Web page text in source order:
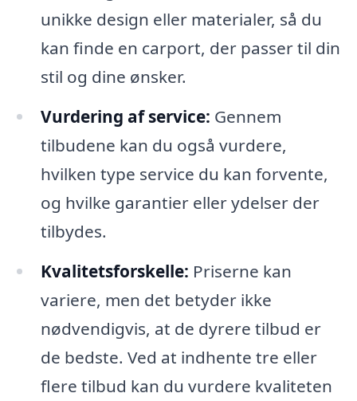
unikke design eller materialer, så du
kan finde en carport, der passer til din
stil og dine ønsker.
Vurdering af service: Gennem
tilbudene kan du også vurdere,
hvilken type service du kan forvente,
og hvilke garantier eller ydelser der
tilbydes.
Kvalitetsforskelle: Priserne kan
variere, men det betyder ikke
nødvendigvis, at de dyrere tilbud er
de bedste. Ved at indhente tre eller
flere tilbud kan du vurdere kvaliteten